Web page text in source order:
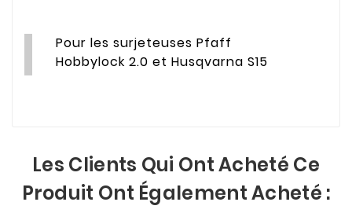
Pour les surjeteuses Pfaff
Hobbylock 2.0 et Husqvarna S15
Les Clients Qui Ont Acheté Ce
Produit Ont Également Acheté :